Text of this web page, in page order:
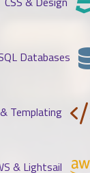
Smarty Engine & Templating